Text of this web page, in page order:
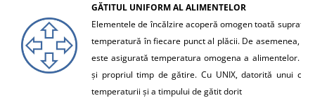
GĂTITUL UNIFORM AL ALIMENTELOR
Elementele de încălzire acoperă omogen toată
temperatură în fiecare punct al plăcii. De asemenea,
este asigurată temperatura omogena a alimentelor.
și propriul timp de gătire. Cu UNIX, datorită unui
temperaturii și a timpului de gătit dorit